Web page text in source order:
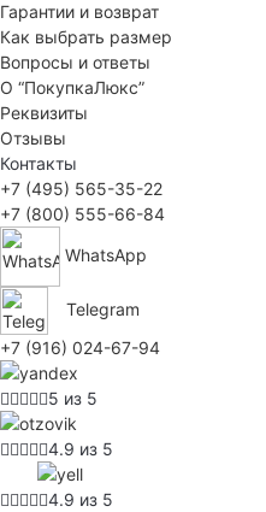
Гарантии и возврат
Как выбрать размер
Вопросы и ответы
О “ПокупкаЛюкс”
Реквизиты
Отзывы
Контакты
+7 (495) 565-35-22
+7 (800) 555-66-84
WhatsApp
Telegram
+7 (916) 024-67-94
5 из 5
4.9 из 5
4.9 из 5